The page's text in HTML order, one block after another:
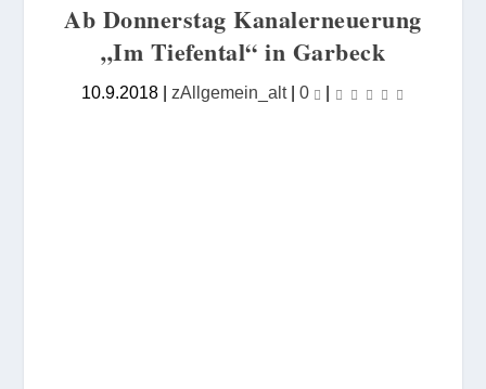
Ab Donnerstag Kanalerneuerung
„Im Tiefental“ in Garbeck
10.9.2018| zAllgemein_alt| 0 |